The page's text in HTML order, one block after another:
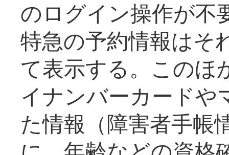
のログイン操作が不
特急の予約情報はそ
て表示する。このほ
イナンバーカードや
た情報（障害者手帳